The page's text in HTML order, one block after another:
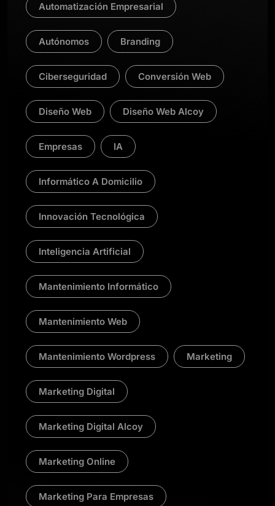
Automatización Empresarial
Autónomos Branding
Ciberseguridad Conversión Web
Diseño Web Diseño Web Alcoy
Empresas IA
Informático A Domicilio
Innovación Tecnológica
Inteligencia Artificial
Mantenimiento Informático
Mantenimiento Web
Mantenimiento Wordpress Marketing
Marketing Digital
Marketing Digital Alcoy
Marketing Online
Marketing Para Empresas